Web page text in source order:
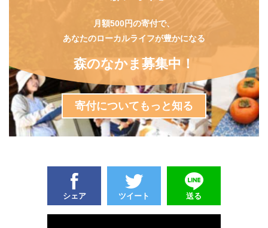
月額500円の寄付で、
あなたのローカルライフが豊かになる
森のなかま募集中！
寄付についてもっと知る
シェア ツイート 送る